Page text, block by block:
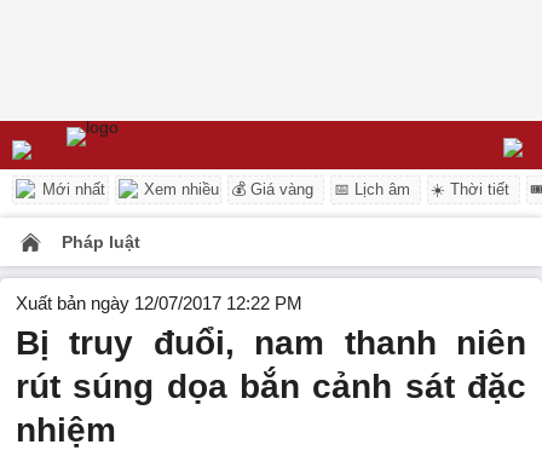
Mới nhất Xem nhiều 💰 Giá vàng 📅 Lịch âm ☀️ Thời tiết
Pháp luật
Xuất bản ngày 12/07/2017 12:22 PM
Bị truy đuổi, nam thanh niên
rút súng dọa bắn cảnh sát đặc
nhiệm